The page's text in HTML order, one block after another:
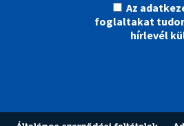
Az
foglaltakat
hírlevél